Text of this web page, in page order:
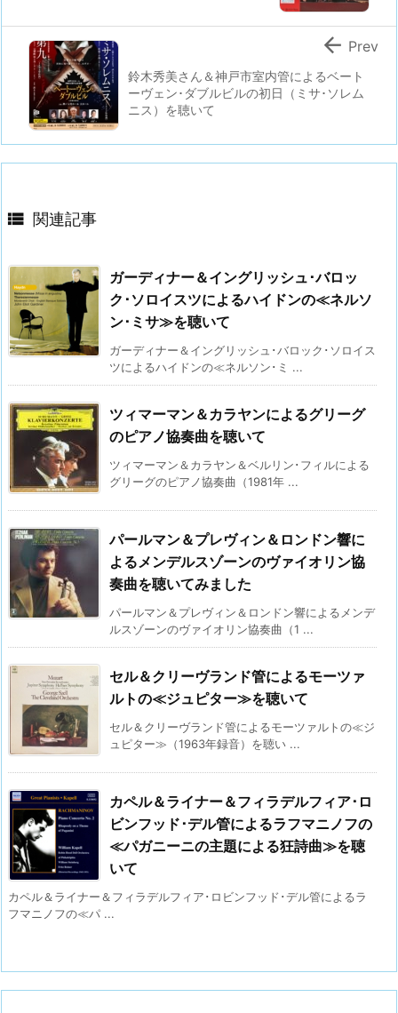
鈴木秀美さん＆神戸市室内管によるベート
ーヴェン･ダブルビルの初日（ミサ･ソレム
ニス）を聴いて
 Prev
 関連記事
ガーディナー＆イングリッシュ･バロッ
ク･ソロイスツによるハイドンの≪ネルソ
ン･ミサ≫を聴いて
ガーディナー＆イングリッシュ･バロック･ソロイス
ツによるハイドンの≪ネルソン･ミ ...
ツィマーマン＆カラヤンによるグリーグ
のピアノ協奏曲を聴いて
ツィマーマン＆カラヤン＆ベルリン･フィルによる
グリーグのピアノ協奏曲（1981年 ...
パールマン＆プレヴィン＆ロンドン響に
よるメンデルスゾーンのヴァイオリン協
奏曲を聴いてみました
パールマン＆プレヴィン＆ロンドン響によるメンデ
ルスゾーンのヴァイオリン協奏曲（1 ...
セル＆クリーヴランド管によるモーツァ
ルトの≪ジュピター≫を聴いて
セル＆クリーヴランド管によるモーツァルトの≪ジ
ュピター≫（1963年録音）を聴い ...
カペル＆ライナー＆フィラデルフィア･ロ
ビンフッド･デル管によるラフマニノフの
≪パガニーニの主題による狂詩曲≫を聴
いて
カペル＆ライナー＆フィラデルフィア･ロビンフッド･デル管によるラ
フマニノフの≪パ ...